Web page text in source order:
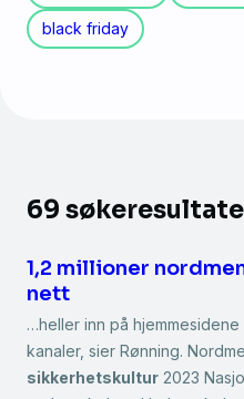
black friday
69
1,2 millioner
nett
…heller inn på
kanaler, sier Rønning.
sikkerhetskultur 2023